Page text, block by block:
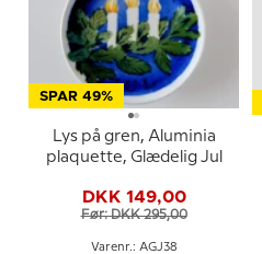
SPAR 49%
Lys på gren, Aluminia
plaquette, Glædelig Jul
DKK 149,00
Før: DKK 295,00
Varenr.: AGJ38